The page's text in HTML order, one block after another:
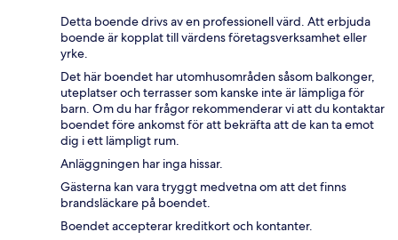
Detta boende drivs av en professionell värd. Att erbjuda
boende är kopplat till värdens företagsverksamhet eller
yrke.
Det här boendet har utomhusområden såsom balkonger,
uteplatser och terrasser som kanske inte är lämpliga för
barn. Om du har frågor rekommenderar vi att du kontaktar
boendet före ankomst för att bekräfta att de kan ta emot
dig i ett lämpligt rum.
Anläggningen har inga hissar.
Gästerna kan vara tryggt medvetna om att det finns
brandsläckare på boendet.
Boendet accepterar kreditkort och kontanter.